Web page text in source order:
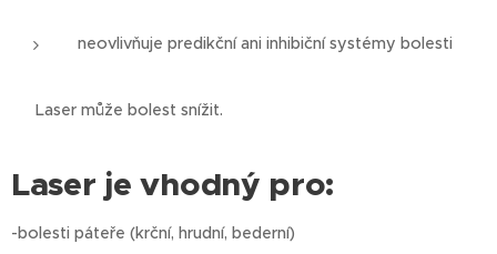
neovlivňuje predikční ani inhibiční systémy bolesti
➡️ Laser může bolest snížit.
Laser je vhodný pro:
-bolesti páteře (krční, hrudní, bederní)